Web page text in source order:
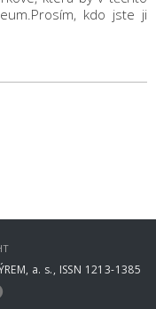
kdo jste ji
a. s., ISSN 1213-1385